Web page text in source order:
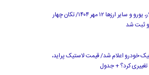
قیمت جدید دلار، یورو و سایر ارزها ۱۲ مهر ۱۴۰۴/ تکان چهار
ثبت شد
خودرو اعلام شد/ قیمت لاستیک پراید،
کرد؟ + جدول